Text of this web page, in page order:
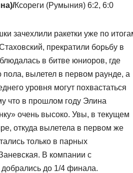
Ксореги (Румыния) 6:2, 6:0
зачехлили ракетки уже по
прекратили борьбу в
в битве юниоров, где
вылетел в первом раунде, а
уровня могут похвастаться
что в прошлом году Элина
очень высоко. Увы, в текущем
откуда вылетела в первом же
только в парных
В компании с
до 1/4 финала.